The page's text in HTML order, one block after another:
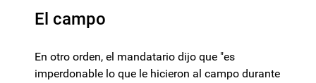
El campo
En otro orden, el mandatario dijo que "es
imperdonable lo que le hicieron al campo durante